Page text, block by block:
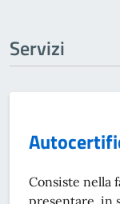
Servizi
Consiste nella
presentare, in